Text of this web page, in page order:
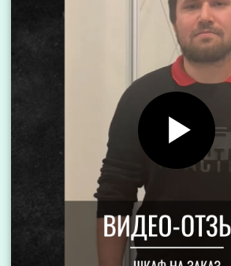
фурнитуры и столешницы, чтобы
потрогать, посмотреть «вживую»
Разработка дизайн-проекта любой
сложности, составление точной сметы
После согласования дизайн-проекта и
утверждения сметы заключаем договор
Вне зависимости от сложности проекта,
изготовление мебели в среднем займет
не более 2-х недель
Изготовление
Доставка и сборка